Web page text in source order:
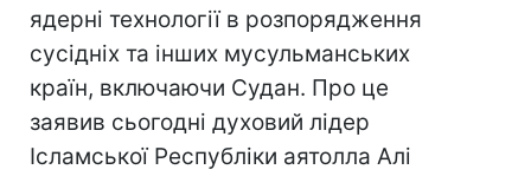
ядерні технології в розпорядження
сусідніх та інших мусульманських
країн, включаючи Судан. Про це
заявив сьогодні духовий лідер
Ісламської Республіки аятолла Алі